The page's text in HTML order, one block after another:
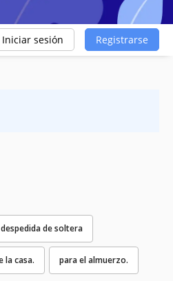
Iniciar sesión Registrarse
de soltera
la casa. para el almuerzo.